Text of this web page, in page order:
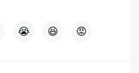
😭 😆 😡